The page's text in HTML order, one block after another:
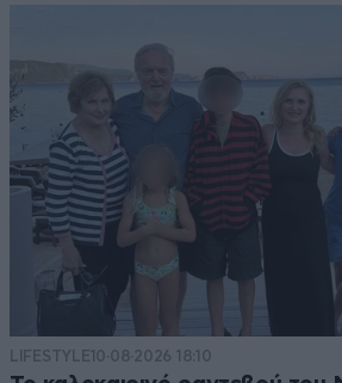
LIFESTYLE10·08·2026 18:10